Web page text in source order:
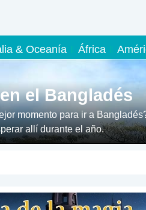
& Oceanía África
el Bangladés
momento para ir a
allí durante el año.